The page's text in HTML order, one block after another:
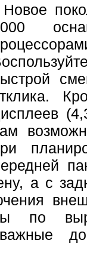
Новое
а с
по